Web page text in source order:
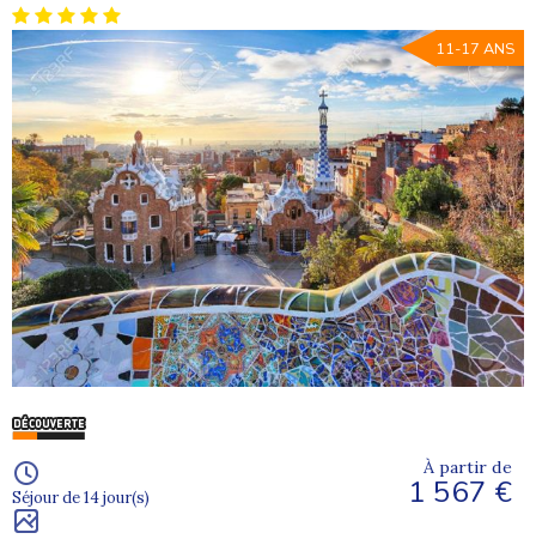
11-17 ANS
Séjour de 14 jour(s)
À partir de
1 567 €